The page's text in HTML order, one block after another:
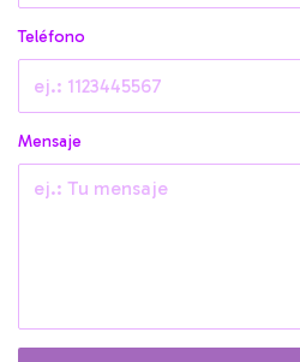
Teléfono
Mensaje